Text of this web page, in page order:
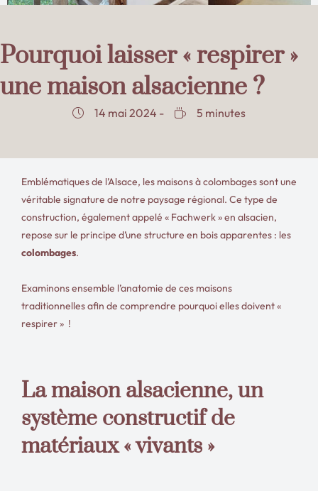
Pourquoi laisser « respirer »
une maison alsacienne ?
14 mai 2024 - 5 minutes
Emblématiques de l’Alsace, les maisons à colombages sont une
véritable signature de notre paysage régional. Ce type de
construction, également appelé « Fachwerk » en alsacien,
repose sur le principe d’une structure en bois apparentes : les
colombages.
Examinons ensemble l’anatomie de ces maisons
traditionnelles afin de comprendre pourquoi elles doivent «
respirer » !
La maison alsacienne, un
système constructif de
matériaux « vivants »